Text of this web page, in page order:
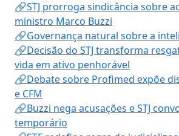
🔗STJ prorroga sindicância sobre
ministro Marco Buzzi
🔗Governança natural sobre a
🔗Decisão do STJ transforma
vida em ativo penhorável
🔗Debate sobre Profimed expõe
e CFM
🔗Buzzi nega acusações e STJ
temporário